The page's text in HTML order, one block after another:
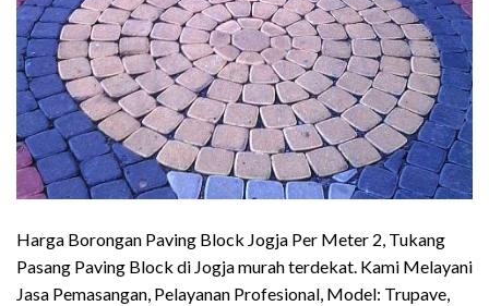
Harga Borongan Paving Block Jogja Per Meter 2, Tukang
Pasang Paving Block di Jogja murah terdekat. Kami Melayani
Jasa Pemasangan, Pelayanan Profesional, Model: Trupave,